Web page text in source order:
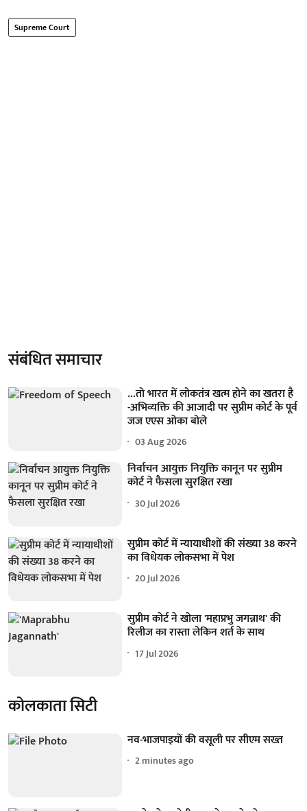
Supreme Court
संबंधित समाचार
...तो भारत में लोकतंत्र खत्म होने का खतरा है
-अभिव्यक्ति की आजादी पर सुप्रीम कोर्ट के पूर्व
जज एएस ओका बोले
03 Aug 2026
निर्वाचन आयुक्त नियुक्ति कानून पर सुप्रीम
कोर्ट ने फैसला सुरक्षित रखा
30 Jul 2026
सुप्रीम कोर्ट में न्यायाधीशों की संख्या 38 करने
का विधेयक लोकसभा में पेश
20 Jul 2026
सुप्रीम कोर्ट ने खोला 'महाप्रभु जगन्नाथ' की
रिलीज का रास्ता लेकिन शर्त के साथ
17 Jul 2026
कोलकाता सिटी
नव-भाजपाइयों की वसूली पर सीएम सख्त
2 minutes ago